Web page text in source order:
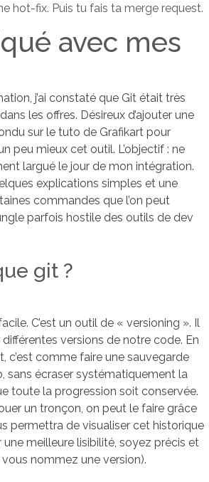
avec mes
j’ai constaté que Git était très
les offres. Désireux d’ajouter une
sur le tuto de Grafikart pour
peu mieux cet outil. L’objectif : ne
largué le jour de mon intégration.
explications simples et une
commandes que l’on peut
parfois hostile des outils de dev
git ?
C’est un outil de « versioning ». Il
différentes versions de notre code. En
c’est comme faire une sauvegarde
sans écraser systématiquement la
toute la progression soit conservée.
un tronçon, on peut le faire grâce
permettra de visualiser cet historique
meilleure lisibilité, soyez précis et
nommez une version).